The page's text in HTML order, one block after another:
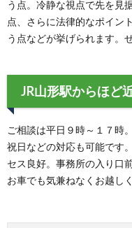
う点。冷静な視点で先を見
点、さらに法律的なポイン
う点などが挙げられます。
JR山形駅からほど
ご相談は平日９時～１７時
祝日などの対応も可能です
セス良好。事務所の入り口
お車でも気兼ねなくお越し